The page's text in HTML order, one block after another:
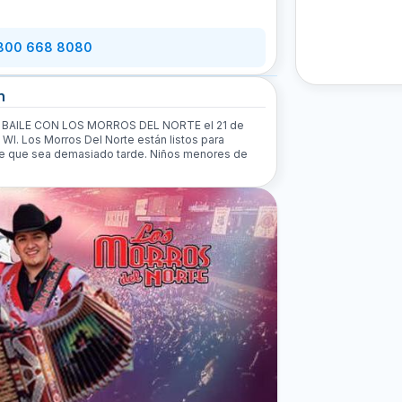
668 8080
CON LOS MORROS DEL NORTE el 21 de
Los Morros Del Norte están listos para
sea demasiado tarde. Niños menores de